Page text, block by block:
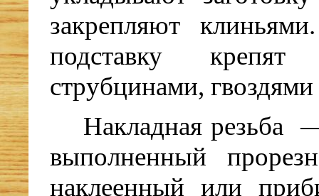
закрепляют
подставку
струбцинами,
Накладная резьба
выполненный
наклеенный или